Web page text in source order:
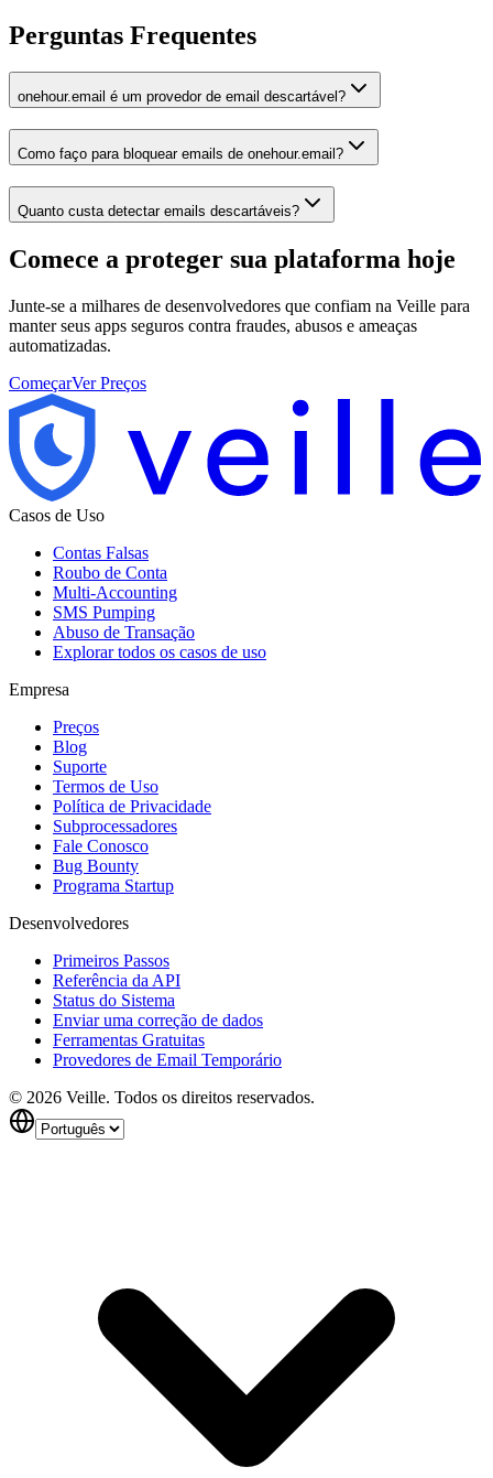
Perguntas Frequentes
onehour.email é um provedor de email descartável?
Como faço para bloquear emails de onehour.email?
Quanto custa detectar emails descartáveis?
Comece a proteger sua plataforma hoje
Junte-se a milhares de desenvolvedores que confiam na Veille para
manter seus apps seguros contra fraudes, abusos e ameaças
automatizadas.
ComeçarVer Preços
Casos de Uso
Contas Falsas
Roubo de Conta
Multi-Accounting
SMS Pumping
Abuso de Transação
Explorar todos os casos de uso
Empresa
Preços
Blog
Suporte
Termos de Uso
Política de Privacidade
Subprocessadores
Fale Conosco
Bug Bounty
Programa Startup
Desenvolvedores
Primeiros Passos
Referência da API
Status do Sistema
Enviar uma correção de dados
Ferramentas Gratuitas
Provedores de Email Temporário
© 2026 Veille. Todos os direitos reservados.